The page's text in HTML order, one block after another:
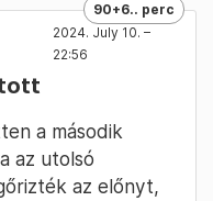
90+6.. perc
2024. July 10. –
22:56
a második
az utolsó
az előnyt,